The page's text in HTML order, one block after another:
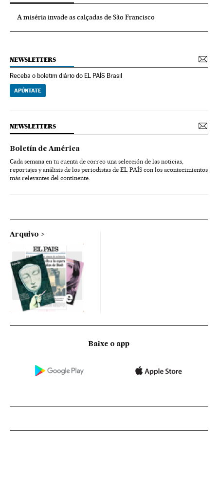
A miséria invade as calçadas de São Francisco
NEWSLETTERS
Receba o boletim diário do EL PAÍS Brasil
APÚNTATE
NEWSLETTERS
Boletín de América
Cada semana en tu cuenta de correo una selección de las noticias,
reportajes y análisis de los periodistas de EL PAÍS con los acontecimientos
más relevantes del continente.
Arquivo
Baixe o app